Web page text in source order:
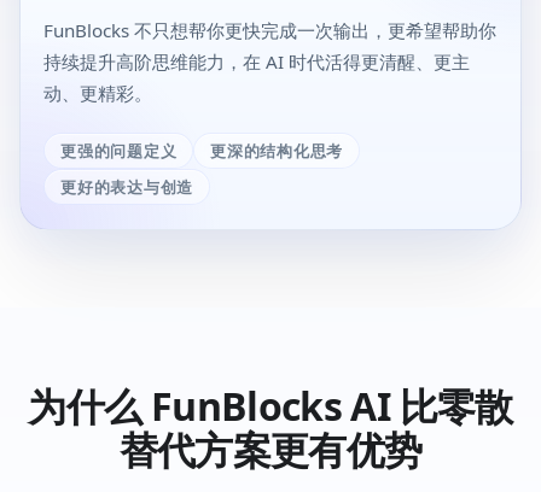
FunBlocks 不只想帮你更快完成一次输出，更希望帮助你
持续提升高阶思维能力，在 AI 时代活得更清醒、更主
动、更精彩。
更强的问题定义
更深的结构化思考
更好的表达与创造
为什么 FunBlocks AI 比零散
替代方案更有优势